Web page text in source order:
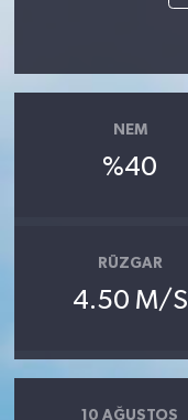
NEM
%40
RÜZGAR
4.50 M/S
10 AĞUSTOS